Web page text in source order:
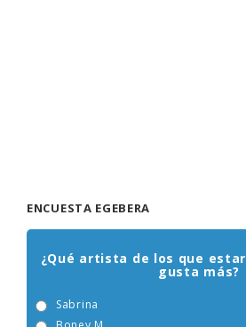
¿Qué artista de los que
gusta más?